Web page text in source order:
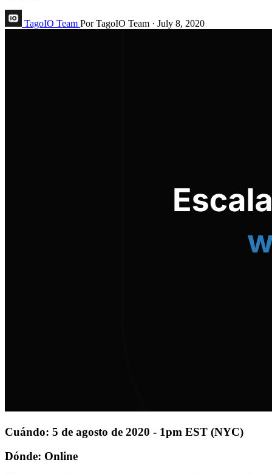
TagoIO Team Por TagoIO Team · July 8, 2020
Cuándo: 5 de agosto de 2020 - 1pm EST (NYC)
Dónde: Online